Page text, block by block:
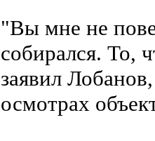
"Вы мне не
собирался. То,
заявил
осмотрах